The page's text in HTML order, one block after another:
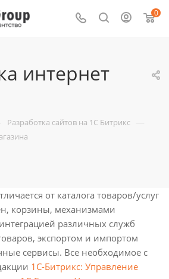
0
интернет
Разработка сайтов на 1С Битрикс —
от каталога товаров/услуг
корзины, механизмами
различных служб
экспортом и импортом
сервисы. Все необходимое с
1С-Битрикс: Управление